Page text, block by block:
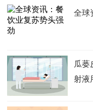
全球
瓜蒌
射液